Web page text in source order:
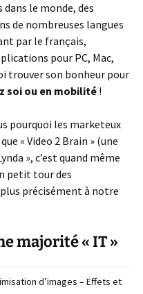
le monde, des
de nombreuses langues
par le français,
pour PC, Mac,
trouver son bonheur pour
soi ou en mobilité!
pourquoi les marketeux
« Video 2 Brain » (une
», c’est quand même
petit tour des
précisément à notre
majorité « IT »
d’images – Effets et